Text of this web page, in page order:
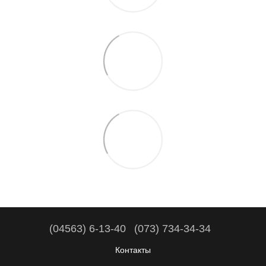
(04563) 6-13-40 (073) 734-34-34
Контакты